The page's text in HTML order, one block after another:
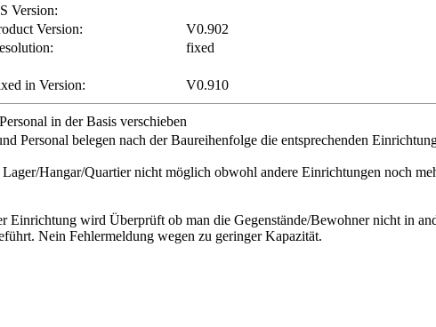
Version:
Version:
V0.902
fixed
in Version: V0.910
in der Basis verschieben
Personal belegen nach der Baureihenfolge die entsprechenden
Hangar/Quartier nicht möglich obwohl andere Einrichtungen noch
Einrichtung wird Überprüft ob man die Gegenstände/Bewohner nicht in
Nein Fehlermeldung wegen zu geringer Kapazität.